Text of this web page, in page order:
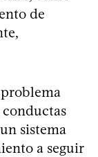
de
sistema
a seguir